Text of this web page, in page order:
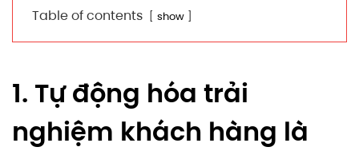
Table of contents show
1. Tự động hóa trải
nghiệm khách hàng là